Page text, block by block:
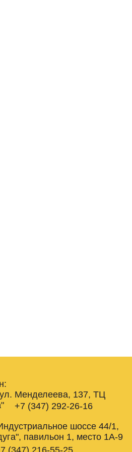
Менделеева, 137, ТЦ
шоссе 44/1,
павильон 1, место 1А-9
(347) 216-55-25
+7 (347) 292-26-16